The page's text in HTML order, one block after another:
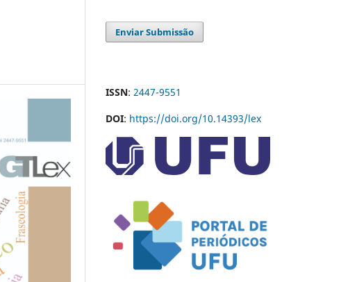
Enviar Submissão
ISSN: 2447-9551
DOI: https://doi.org/10.14393/lex